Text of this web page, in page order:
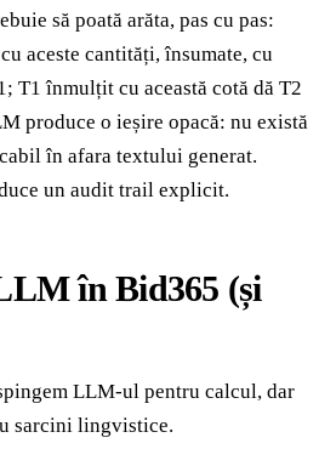
să poată arăta, pas cu pas:
aceste cantități, însumate, cu
T1 înmulțit cu această cotă dă T2
produce o ieșire opacă: nu există
în afara textului generat.
un audit trail explicit.
în Bid365 (și
LLM-ul pentru calcul, dar
sarcini lingvistice.